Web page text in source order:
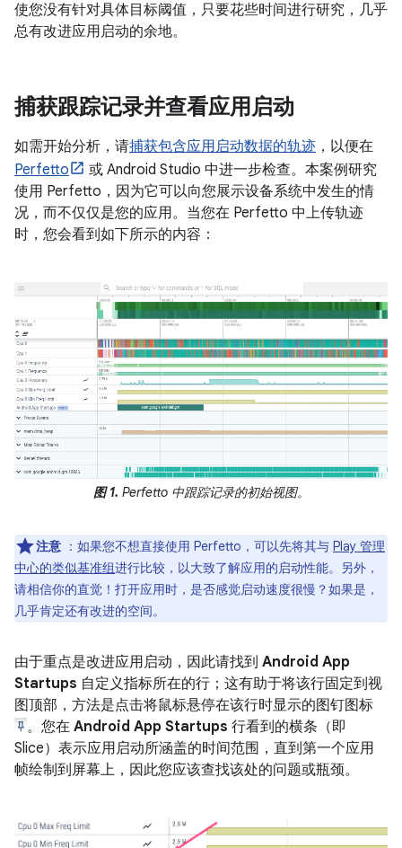
使您没有针对具体目标阈值，只要花些时间进行研究，几乎
总有改进应用启动的余地。
捕获跟踪记录并查看应用启动
如需开始分析，请捕获包含应用启动数据的轨迹 ，以便在
Perfetto
或 Android Studio 中进一步检查。本案例研究
使用 Perfetto，因为它可以向您展示设备系统中发生的情
况，而不仅仅是您的应用。当您在 Perfetto 中上传轨迹
时，您会看到如下所示的内容：
图 1. Perfetto 中跟踪记录的初始视图。
注意 ：如果您不想直接使用 Perfetto，可以先将其与 Play 管理
中心的类似基准组进行比较，以大致了解应用的启动性能。另外，
请相信你的直觉！打开应用时，是否感觉启动速度很慢？如果是，
几乎肯定还有改进的空间。
由于重点是改进应用启动，因此请找到 Android App
Startups 自定义指标所在的行；这有助于将该行固定到视
图顶部，方法是点击将鼠标悬停在该行时显示的图钉图标
。您在Android App Startups 行看到的横条（即
Slice）表示应用启动所涵盖的时间范围，直到第一个应用
帧绘制到屏幕上，因此您应该查找该处的问题或瓶颈。